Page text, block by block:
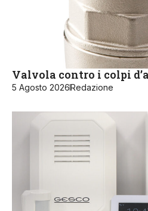
Valvola contro i colpi
5 Agosto 2026Redazione